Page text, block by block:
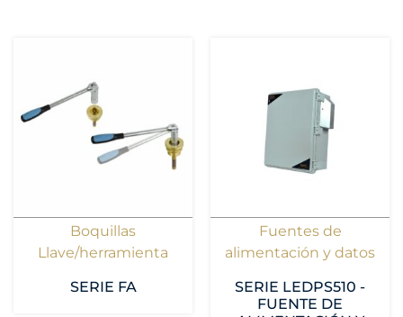
Boquillas
Llave/herramienta
SERIE FA
Fuentes de
alimentación y datos
SERIE LEDPS510 -
FUENTE DE